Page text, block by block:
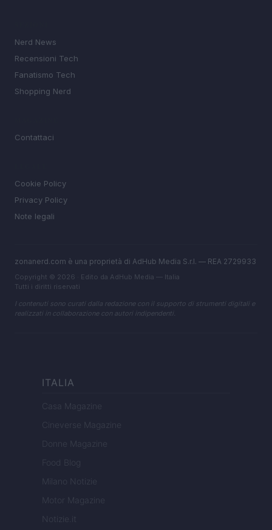
Nerd News
Recensioni Tech
Fanatismo Tech
Shopping Nerd
Contattaci
Cookie Policy
Privacy Policy
Note legali
zonanerd.com è una proprietà di AdHub Media S.r.l. — REA 2729933
Copyright © 2026 · Edito da AdHub Media — Italia
Tutti i diritti riservati
I contenuti sono curati dalla redazione con il supporto di strumenti digitali e
realizzati in collaborazione con autori indipendenti.
ITALIA
Casa Magazine
Cineverse Magazine
Donne Magazine
Food Blog
Milano Notizie
Motor Magazine
Notizie.it